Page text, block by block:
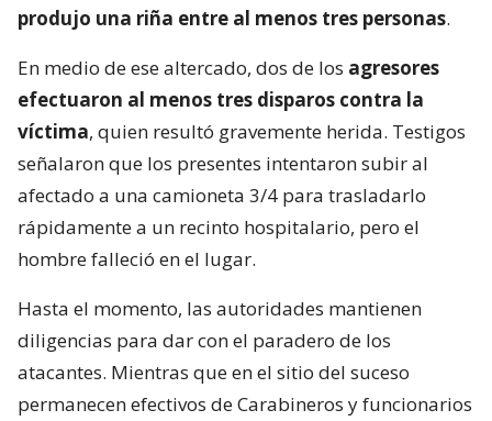
produjo una riña entre al menos tres personas.
En medio de ese altercado, dos de los agresores
efectuaron al menos tres disparos contra la
víctima, quien resultó gravemente herida. Testigos
señalaron que los presentes intentaron subir al
afectado a una camioneta 3/4 para trasladarlo
rápidamente a un recinto hospitalario, pero el
hombre falleció en el lugar.
Hasta el momento, las autoridades mantienen
diligencias para dar con el paradero de los
atacantes. Mientras que en el sitio del suceso
permanecen efectivos de Carabineros y funcionarios